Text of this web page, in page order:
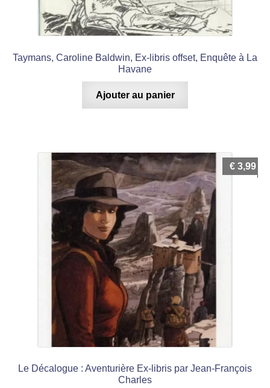
Taymans, Caroline Baldwin, Ex-libris offset, Enquête à La
Havane
Ajouter au panier
Le Décalogue : Aventurière Ex-libris par Jean-François
Charles
€ 3,99